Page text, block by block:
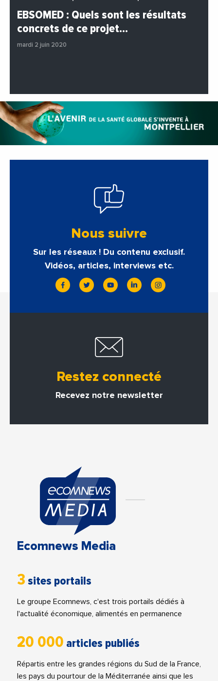
#BuzzNews
#Decideurs
#Entreprises
#Institutions
EBSOMED : Quels sont les résultats
concrets de ce projet…
mardi 2 juin 2020
Nous suivre
Sur les réseaux ! Du contenu exclusif.
Vidéos, articles, interviews etc.
Restez connecté
Recevez notre newsletter
Ecomnews Media
3 sites portails
Le groupe Ecomnews, c'est trois portails dédiés à
l'actualité économique, alimentés en permanence
20 000 articles publiés
Répartis entre les grandes régions du Sud de la France,
les pays du pourtour de la Méditerranée ainsi que les